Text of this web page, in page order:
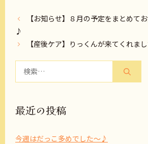
【お知らせ】８月の予定をまとめて
♪
【産後ケア】りっくんが来てくれま
最近の投稿
今週はだっこ多めでした～♪